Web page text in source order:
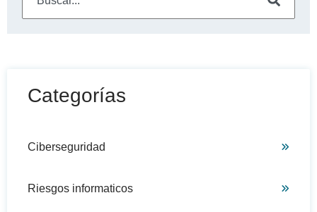
Categorías
Ciberseguridad
Riesgos informaticos